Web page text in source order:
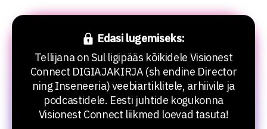
Edasi lugemiseks:
Tellijana on Sul ligipääs kõikidele Visionest
Connect DIGIAJAKIRJA (sh endine Director
ning Inseneeria) veebiartiklitele, arhiivile ja
podcastidele. Eesti juhtide kogukonna
Visionest Connect liikmed loevad tasuta!